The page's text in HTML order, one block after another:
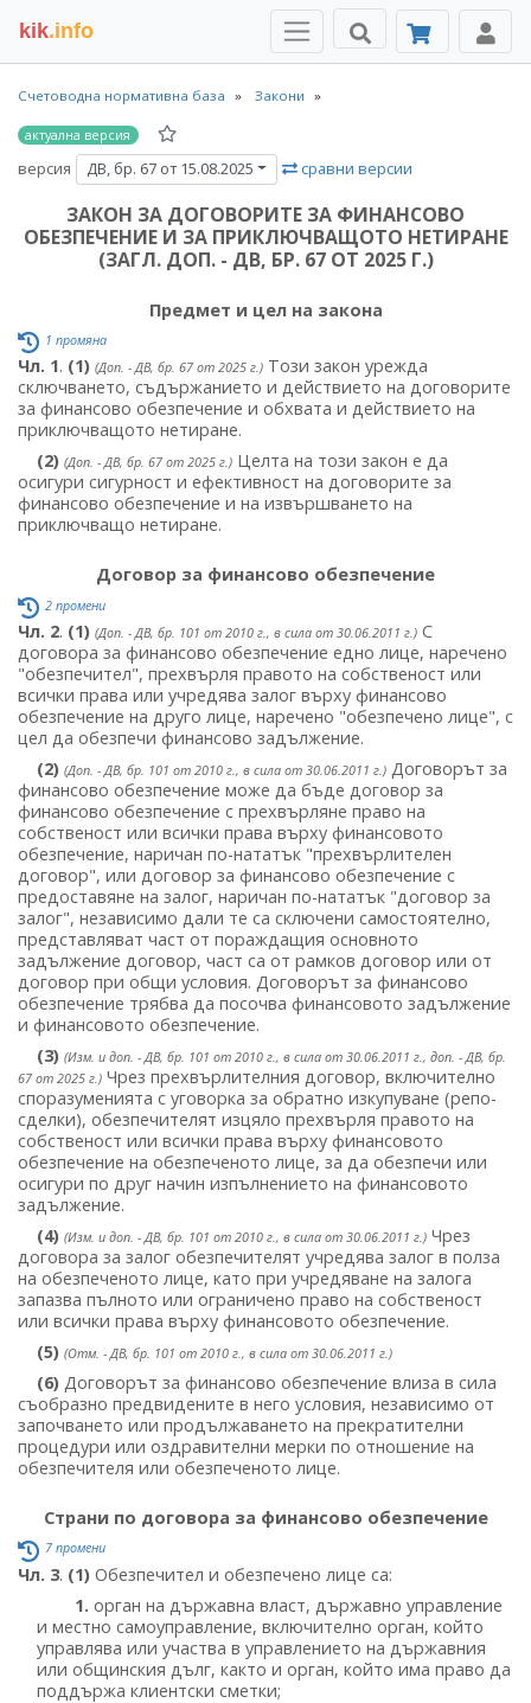
kik.info
Счетоводна нормативна база Закони
актуална версия
версия ДВ, бр. 67 от 15.08.2025 сравни версии
ЗАКОН ЗА ДОГОВОРИТЕ ЗА ФИНАНСОВО
ОБЕЗПЕЧЕНИЕ И ЗА ПРИКЛЮЧВАЩОТО НЕТИРАНЕ
(ЗАГЛ. ДОП. - ДВ, БР. 67 ОТ 2025 Г.)
Предмет и цел на закона
1 промяна
Чл. 1. (1) (Доп. - ДВ, бр. 67 от 2025 г.) Този закон урежда
сключването, съдържанието и действието на договорите
за финансово обезпечение и обхвата и действието на
приключващото нетиране.
(2) (Доп. - ДВ, бр. 67 от 2025 г.) Целта на този закон е да
осигури сигурност и ефективност на договорите за
финансово обезпечение и на извършването на
приключващо нетиране.
Договор за финансово обезпечение
2 промени
Чл. 2. (1) (Доп. - ДВ, бр. 101 от 2010 г., в сила от 30.06.2011 г.) С
договора за финансово обезпечение едно лице, наречено
"обезпечител", прехвърля правото на собственост или
всички права или учредява залог върху финансово
обезпечение на друго лице, наречено "обезпечено лице", с
цел да обезпечи финансово задължение.
(2) (Доп. - ДВ, бр. 101 от 2010 г., в сила от 30.06.2011 г.) Договорът за
финансово обезпечение може да бъде договор за
финансово обезпечение с прехвърляне право на
собственост или всички права върху финансовото
обезпечение, наричан по-нататък "прехвърлителен
договор", или договор за финансово обезпечение с
предоставяне на залог, наричан по-нататък "договор за
залог", независимо дали те са сключени самостоятелно,
представляват част от пораждащия основното
задължение договор, част са от рамков договор или от
договор при общи условия. Договорът за финансово
обезпечение трябва да посочва финансовото задължение
и финансовото обезпечение.
(3) (Изм. и доп. - ДВ, бр. 101 от 2010 г., в сила от 30.06.2011 г., доп. - ДВ, бр.
67 от 2025 г.) Чрез прехвърлителния договор, включително
споразуменията с уговорка за обратно изкупуване (репо-
сделки), обезпечителят изцяло прехвърля правото на
собственост или всички права върху финансовото
обезпечение на обезпеченото лице, за да обезпечи или
осигури по друг начин изпълнението на финансовото
задължение.
(4) (Изм. и доп. - ДВ, бр. 101 от 2010 г., в сила от 30.06.2011 г.) Чрез
договора за залог обезпечителят учредява залог в полза
на обезпеченото лице, като при учредяване на залога
запазва пълното или ограничено право на собственост
или всички права върху финансовото обезпечение.
(5) (Отм. - ДВ, бр. 101 от 2010 г., в сила от 30.06.2011 г.)
(6) Договорът за финансово обезпечение влиза в сила
съобразно предвидените в него условия, независимо от
започването или продължаването на прекратителни
процедури или оздравителни мерки по отношение на
обезпечителя или обезпеченото лице.
Страни по договора за финансово обезпечение
7 промени
Чл. 3. (1) Обезпечител и обезпечено лице са:
1. орган на държавна власт, държавно управление
и местно самоуправление, включително орган, който
управлява или участва в управлението на държавния
или общинския дълг, както и орган, който има право да
поддържа клиентски сметки;